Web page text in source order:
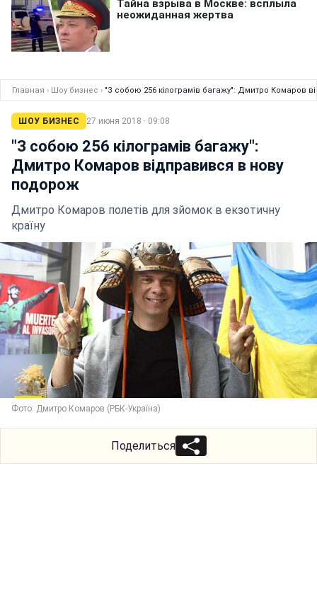
Главная › Шоу бизнес › "З собою 256 кілограмів багажу": Дмитро Комаров
ШОУ БИЗНЕС 27 июня 2018 · 09:08
"З собою 256 кілограмів багажу":
Дмитро Комаров відправився в нову
подорож
Дмитро Комаров полетів для зйомок в екзотичну
країну
Фото: Дмитро Комаров (РБК-Україна)
Поделиться